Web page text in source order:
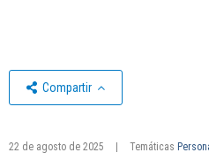
Compartir
22 de agosto de 2025 Temáticas